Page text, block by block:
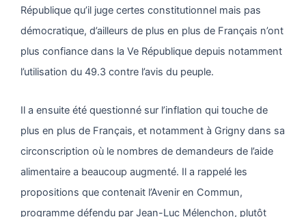
République qu’il juge certes constitutionnel mais pas
démocratique, d’ailleurs de plus en plus de Français n’ont
plus confiance dans la Ve République depuis notamment
l’utilisation du 49.3 contre l’avis du peuple.
Il a ensuite été questionné sur l’inflation qui touche de
plus en plus de Français, et notamment à Grigny dans sa
circonscription où le nombres de demandeurs de l’aide
alimentaire a beaucoup augmenté. Il a rappelé les
propositions que contenait l’Avenir en Commun,
programme défendu par Jean-Luc Mélenchon, plutôt